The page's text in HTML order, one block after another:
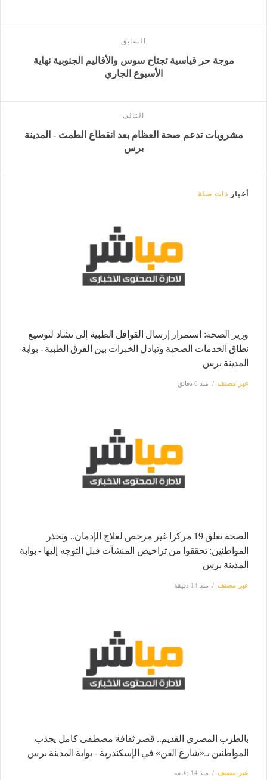
السابق
موجة حر قياسية تجتاح سوس والأقاليم الجنوبية نهاية
الأسبوع الجاري
التالى
مشروبات تدعم صحة العظام بعد انقطاع الطمث - المدينة
برس
أخبار ذات صلة
وزير الصحة: استمرار إرسال القوافل الطبية إلى تشاد لتوسيع
نطاق الخدمات الصحية وتبادل الخبرات بين الفرق الطبية - بوابة
المدينة برس
غير مصنف منذ 6 دقائق
الصحة تغلق 19 مركزا غير مرخص لعلاج الإدمان.. وتحذر
المواطنين: تحققوا من تراخيص المنشآت قبل التوجه إليها - بوابة
المدينة برس
غير مصنف منذ 14 دقيقة
بالطرب المصري القديم.. قصر ثقافة مصطفى كامل يجذب
المواطنين بـ«شارع الفن» في الإسكندرية - بوابة المدينة برس
غير مصنف منذ 14 دقيقة